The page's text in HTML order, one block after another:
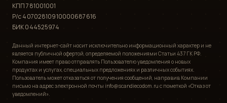
КПП 781001001
Р/с 40702810910000687616
БИК 044525974
Данный интернет-сайт носит исключительно информационный характер и не
является публичной офертой, определяемой положениями Статьи 437 ГК РФ.
Компания имеет право отправлять Пользователю уведомления о новых
продуктах и услугах, специальных предложениях и различных событиях.
Пользователь может отказаться от получения сообщений, направив Компании
письмо на адрес электронной почты info@scandiecodom.ru с пометкой «Отказ от
уведомлений».